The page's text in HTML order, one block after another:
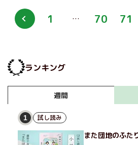
1 … 70 71
ランキング
週間
1 試し読み
また団地のふ